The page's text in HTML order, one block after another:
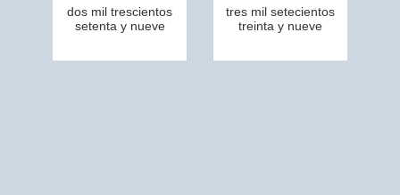
dos mil trescientos
setenta y nueve
tres mil setecientos
treinta y nueve